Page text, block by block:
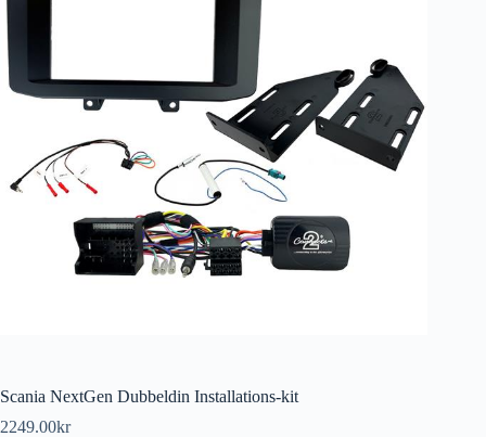
Scania NextGen Dubbeldin Installations-kit
2249.00kr